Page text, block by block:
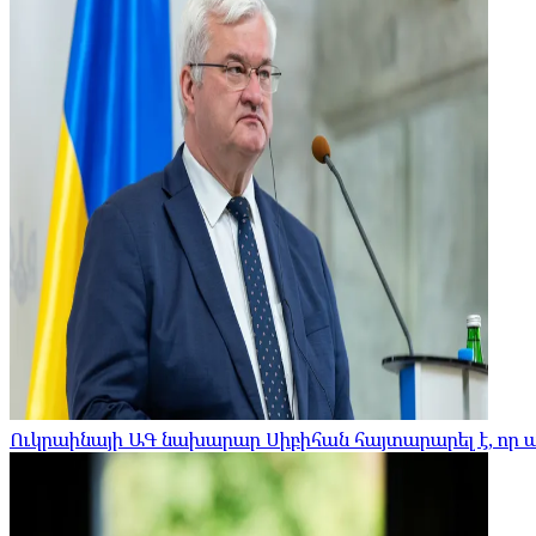
Ուկրաինայի ԱԳ նախարար Սիբիհան հայտարարել է, որ